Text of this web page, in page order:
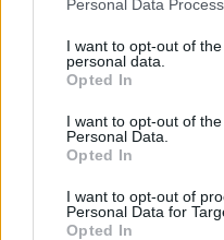
Personal Data
I want to opt-out of
personal data.
Opted In
I want to opt-out of
Personal Data.
Opted In
I want to opt-out of
Personal Data for
Opted In
Ακολουθήστε το
μάθετε πρώτοι
Ακολουθήστε το